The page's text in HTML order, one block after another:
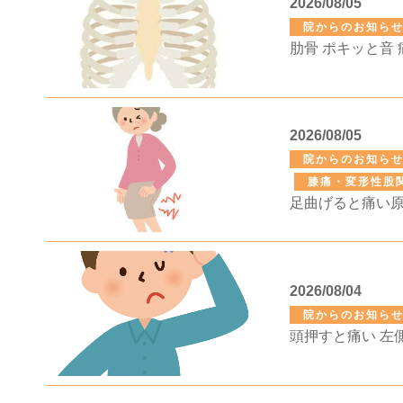
院からのお知ら
2026/08/05
院からのお知ら
膝痛・変形性股
2026/08/04
院からのお知ら